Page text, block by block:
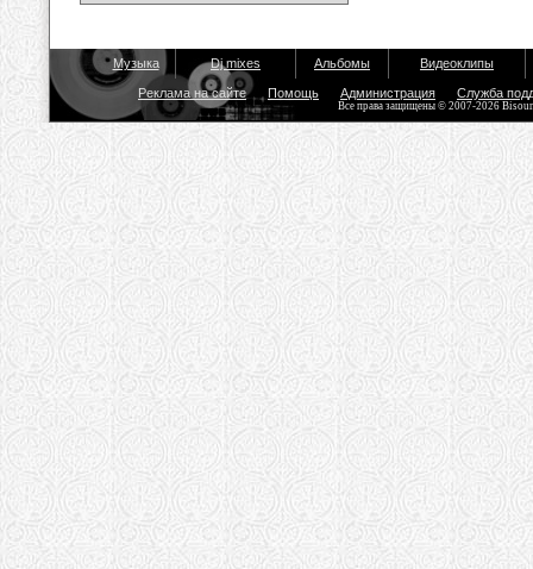
Музыка Dj mixes Альбомы Видеоклипы
Реклама на сайте Помощь Администрация Служба
Все права защищены © 2007-2026